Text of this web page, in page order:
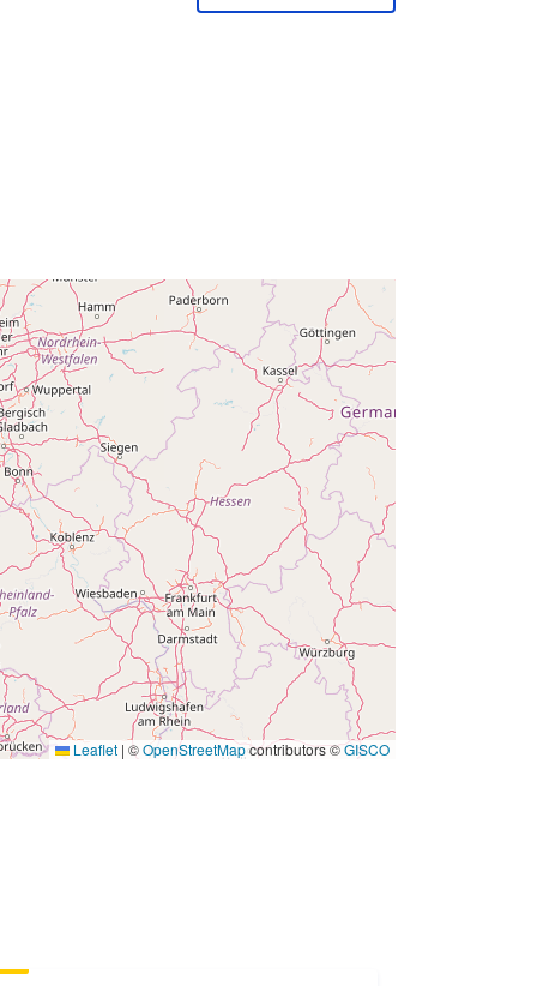
Leaflet | ©OpenStreetMapcontributors ©GISCO
Q14842#ID
http://data.europa.eu/88u/dataset/q1
4842-id
public
01 January 1999
-
31 December 1999